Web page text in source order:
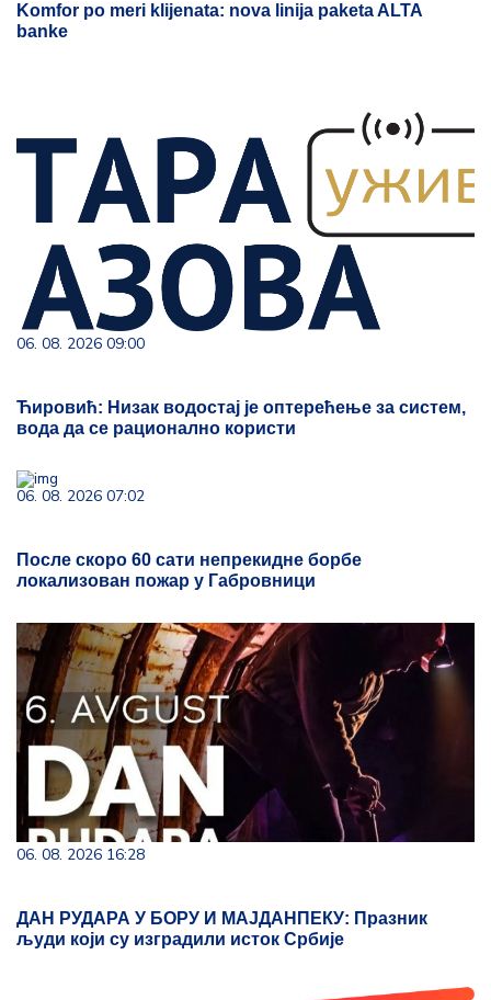
Komfor po meri klijenata: nova linija paketa ALTA
banke
06. 08. 2026 09:00
Ћировић: Низак водостај је оптерећење за систем,
вода да се рационално користи
06. 08. 2026 07:02
После скоро 60 сати непрекидне борбе
локализован пожар у Габровници
06. 08. 2026 16:28
ДАН РУДАРА У БОРУ И МАЈДАНПЕКУ: Празник
људи који су изградили исток Србије